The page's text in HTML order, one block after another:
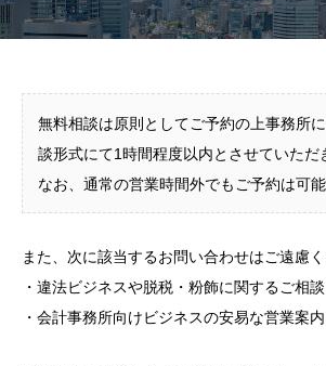
無料相談は原則としてご予約の上事務所
談形式にて1時間程度以内とさせていただ
なお、通常の営業時間外でもご予約は可能
また、次に該当するお問い合わせはご遠慮く
・違法ビジネスや脱税・粉飾に関するご相談
・会計事務所向けビジネスの安易な営業案内